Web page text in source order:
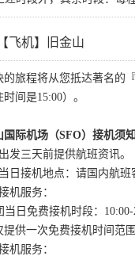
飞机】旧金山
的旅程将从您抵达著名的
时间是15:00）。
国际机场（SFO）接机须
发三天前提供航班资讯。
日接机地点：请国内航班
机服务：
当日免费接机时段：
提供一次免费接机时间范
机服务：